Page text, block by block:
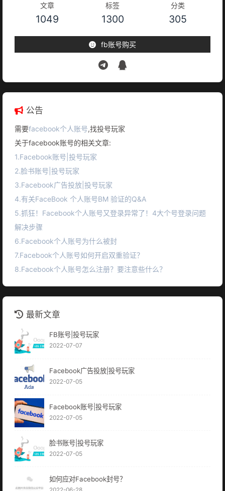
文章
1049
标签
1300
分类
305
fb账号购买
公告
需要facebook个人账号,找投号玩家
关于facebook账号的相关文章:
1.Facebook账号|投号玩家
2.脸书账号|投号玩家
3.Facebook广告投放|投号玩家
4.有关FaceBook 个人账号BM 验证的Q&A
5.抓狂！Facebook个人账号又登录异常了！4大个号登录问题
解决步骤
6.Facebook个人账号为什么被封
7.Facebook个人账号如何开启双重验证？
8.Facebook个人账号怎么注册？要注意些什么？
最新文章
FB账号|投号玩家
2022-07-07
Facebook广告投放|投号玩家
2022-07-05
Facebook账号|投号玩家
2022-07-05
脸书账号|投号玩家
2022-07-05
如何应对Facebook封号？